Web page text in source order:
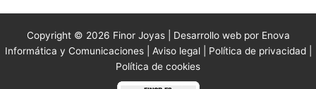
Copyright © 2026 Finor Joyas | Desarrollo web por Enova
Informática y Comunicaciones | Aviso legal| Política de privacidad|
Política de cookies